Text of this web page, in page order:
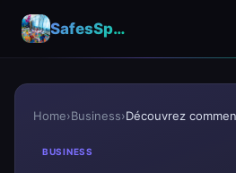
SafesSpace – A Secure Place for Growth & Support
Home›Business›
BUSINESS